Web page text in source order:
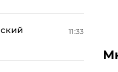
11:33